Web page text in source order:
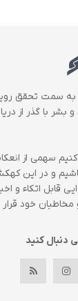
به سمت تحقق
با گذر از
سهمی از
و در این
قابل اتکاء و
مخاطبان خود
دنبال کنید